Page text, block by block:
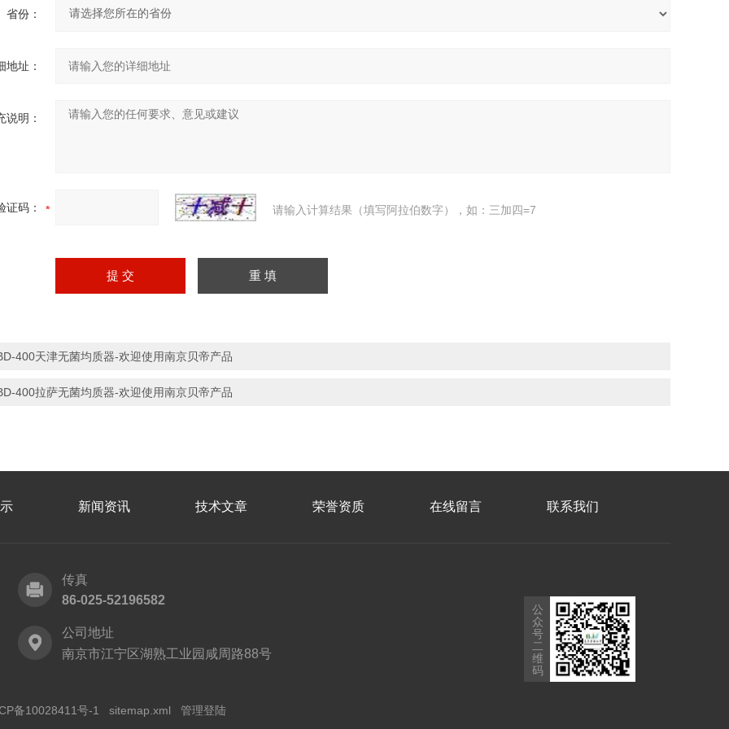
省份：
地址：
说明：
证码： 请输入计算结果（填写阿拉伯数字），如：三加四=7
400天津无菌均质器-欢迎使用南京贝帝产品
400拉萨无菌均质器-欢迎使用南京贝帝产品
新闻资讯 技术文章 荣誉资质 在线留言 联系我们
传真
86-025-52196582
公司地址
南京市江宁区湖熟工业园咸周路88号
备10028411号-1 sitemap.xml 管理登陆
公
众
号
二
维
码